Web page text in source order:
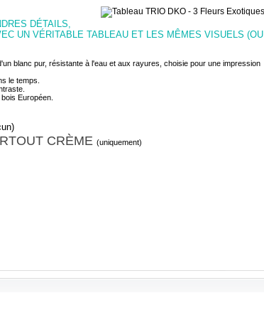
DÉTAILS,
UN VÉRITABLE TABLEAU ET LES MÊMES VISUELS (OU
blanc pur, résistante à l'eau et aux rayures, choisie pour une impression
le temps.
Européen.
CRÈME (uniquement)